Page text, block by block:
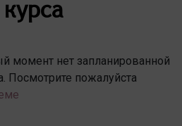
момент нет запланированной
Посмотрите пожалуйста